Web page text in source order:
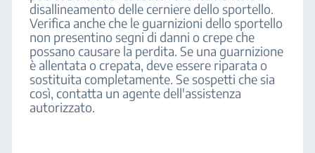
disallineamento delle cerniere dello sportello.
Verifica anche che le guarnizioni dello sportello
non presentino segni di danni o crepe che
possano causare la perdita. Se una guarnizione
è allentata o crepata, deve essere riparata o
sostituita completamente. Se sospetti che sia
così, contatta un agente dell'assistenza
autorizzato.